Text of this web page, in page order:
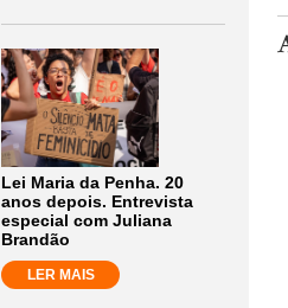
Lei Maria da Penha. 20
anos depois. Entrevista
especial com Juliana
Brandão
LER MAIS